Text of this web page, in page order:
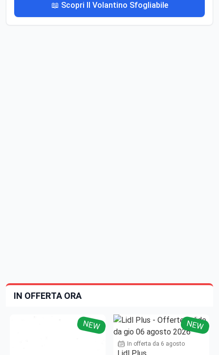
📖 Scopri Il Volantino Sfogliabile
IN OFFERTA ORA
NEW NEW
In offerta da 6 agosto